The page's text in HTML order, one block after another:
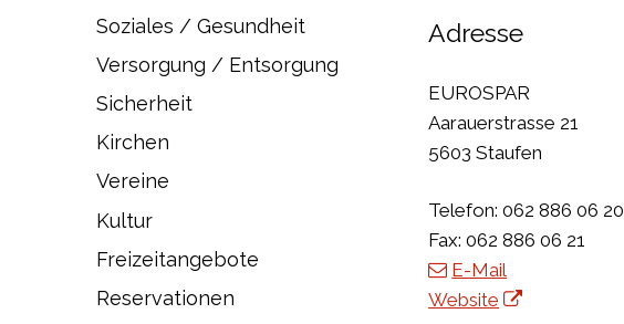
Soziales / Gesundheit
Versorgung / Entsorgung
Sicherheit
Kirchen
Vereine
Kultur
Freizeitangebote
Reservationen
Adresse
EUROSPAR
Aarauerstrasse 21
5603 Staufen
Telefon: 062 886 06 20
Fax: 062 886 06 21
E-Mail
Website